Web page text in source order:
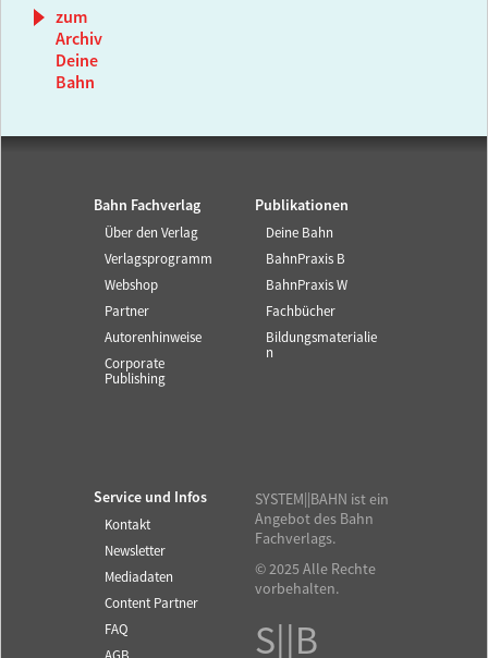
zum
Archiv
Deine
Bahn
Bahn Fachverlag
Über den Verlag
Verlagsprogramm
Webshop
Partner
Autorenhinweise
Corporate
Publishing
Publikationen
Deine Bahn
BahnPraxis B
BahnPraxis W
Fachbücher
Bildungsmaterialie
n
Service und Infos
Kontakt
Newsletter
Mediadaten
Content Partner
FAQ
SYSTEM||BAHN ist ein
Angebot des Bahn
Fachverlags.
© 2025 Alle Rechte
vorbehalten.
S||B